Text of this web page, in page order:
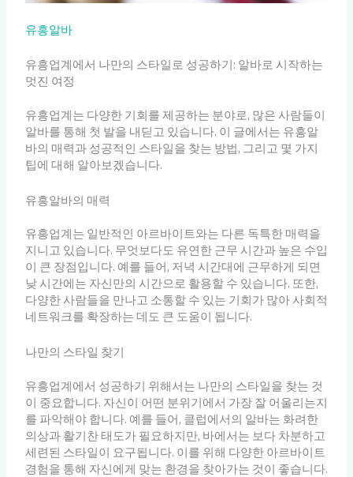
유흥알바
유흥업계에서 나만의 스타일로 성공하기: 알바로 시작하는
멋진 여정
유흥업계는 다양한 기회를 제공하는 분야로, 많은 사람들이
알바를 통해 첫 발을 내딛고 있습니다. 이 글에서는 유흥알
바의 매력과 성공적인 스타일을 찾는 방법, 그리고 몇 가지
팁에 대해 알아보겠습니다.
유흥알바의 매력
유흥업계는 일반적인 아르바이트와는 다른 독특한 매력을
지니고 있습니다. 무엇보다도 유연한 근무 시간과 높은 수입
이 큰 장점입니다. 예를 들어, 저녁 시간대에 근무하게 되면
낮 시간에는 자신만의 시간으로 활용할 수 있습니다. 또한,
다양한 사람들을 만나고 소통할 수 있는 기회가 많아 사회적
네트워크를 확장하는 데도 큰 도움이 됩니다.
나만의 스타일 찾기
유흥업계에서 성공하기 위해서는 나만의 스타일을 찾는 것
이 중요합니다. 자신이 어떤 분위기에서 가장 잘 어울리는지
를 파악해야 합니다. 예를 들어, 클럽에서의 알바는 화려한
의상과 활기찬 태도가 필요하지만, 바에서는 보다 차분하고
세련된 스타일이 요구됩니다. 이를 위해 다양한 아르바이트
경험을 통해 자신에게 맞는 환경을 찾아가는 것이 좋습니다.